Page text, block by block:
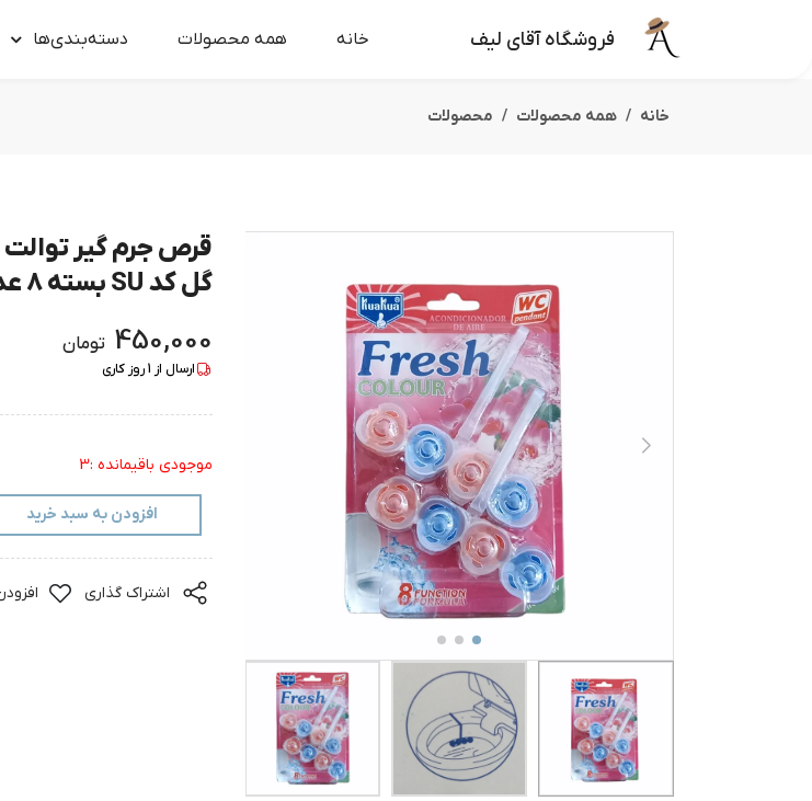
فروشگاه آقای لیف خانه همه محصولات دسته‌بندی‌ها
خانه همه محصولات محصولات
قرص جرم گیر توالت
گل کد SU بسته 8 عددی
450,000 تومان
ارسال از 1روز کاری
موجودی باقیمانده :3
افزودن به سبد خرید
اشتراک گذاری